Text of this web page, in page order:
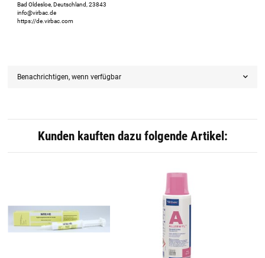
Bad Oldesloe, Deutschland, 23843
info@virbac.de
https://de.virbac.com
Benachrichtigen, wenn verfügbar
Kunden kauften dazu folgende Artikel: